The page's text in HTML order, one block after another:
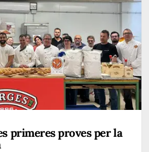
primeres proves per la